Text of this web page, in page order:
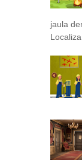
jaula